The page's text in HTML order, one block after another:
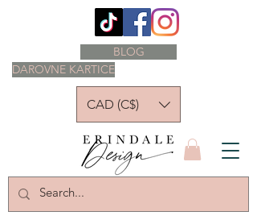
DAROVNE KARTICE
BLOG
CAD (C$)